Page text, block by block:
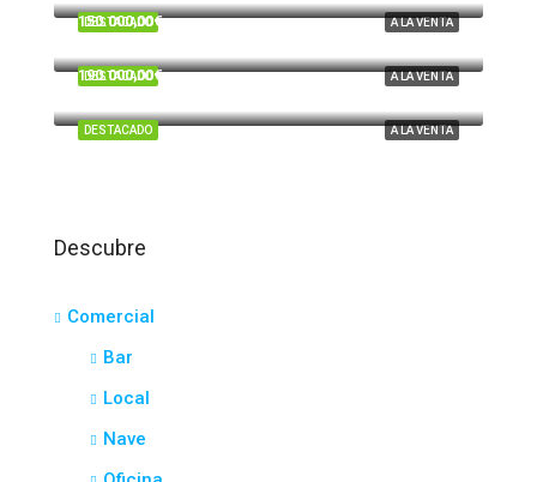
A LA VENTA
DESTACADO
A LA VENTA
DESTACADO
150.000,00€
A LA VENTA
DESTACADO
190.000,00€
Descubre
Comercial
Bar
Local
Nave